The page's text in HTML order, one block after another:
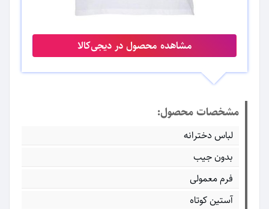
مشاهده محصول در دیجی‌کالا
مشخصات محصول:
لباس دخترانه
بدون جیب
فرم معمولی
آستین کوتاه